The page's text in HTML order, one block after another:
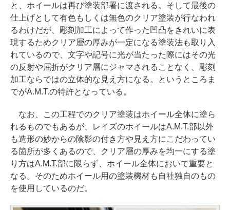
と、ホイールは再び塗装部署に渡される。そして最後の
仕上げとして有色もしくは無色のクリア塗装が行なわれ
るわけだが、彫刻加工によって作った凹凸をきれいに表
現するためクリア層の厚みが一定になる塗装法も取り入
れているので、文字や記号に光が当たった際にはその光
の反射や屈折がクリア層にジャマされることなく、彫刻
加工ならではの立体的な見え方になる。というところま
でがA.M.T.の特許となっている。
なお、この工程でのクリア塗装はホイール全体に塗ら
れるものでもあるが、レイズのホイールはA.M.T.部以外
も造形の妙からの陰影の付き方や見え方にこだわってい
る箇所が多くあるので、クリア層の厚みを均一にする塗
り方はA.M.T.部に限らず、ホイール全体において重要と
なる。そのためホイール用の塗装機材も自社独自のもの
を使用しているのだ。